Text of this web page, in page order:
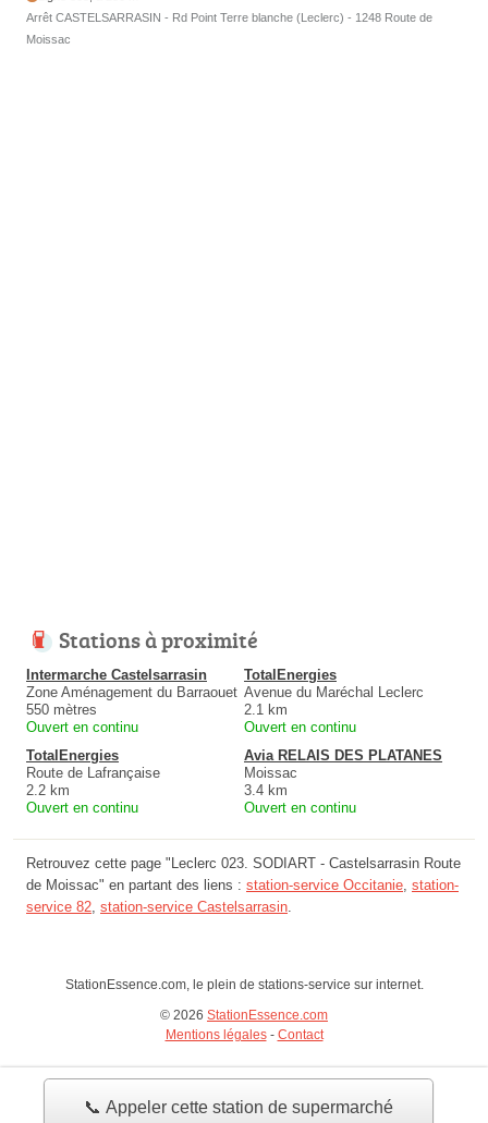
📞 Appeler cette station de supermarché
Arrêt CASTELSARRASIN - Rd Point Terre blanche (Leclerc) - 1248 Route de
Moissac
Stations à proximité
Intermarche Castelsarrasin
Zone Aménagement du Barraouet
550 mètres
Ouvert en continu
TotalEnergies
Avenue du Maréchal Leclerc
2.1 km
Ouvert en continu
TotalEnergies
Route de Lafrançaise
2.2 km
Ouvert en continu
Avia RELAIS DES PLATANES
Moissac
3.4 km
Ouvert en continu
Retrouvez cette page "Leclerc 023. SODIART - Castelsarrasin Route
de Moissac" en partant des liens : station-service Occitanie station-
service 82 station-service Castelsarrasin
StationEssence.com, le plein de stations-service sur internet.
© 2026 StationEssence.com
Mentions légales- Contact